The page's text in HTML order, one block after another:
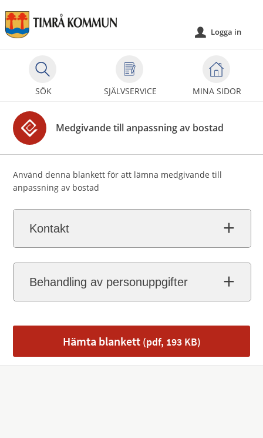
Välkommen
till
självservice
kommun
SÖK SJÄLVSERVICE MINA SIDOR
u Logga in
Medgivande till anpassning av bostad
Använd denna blankett för att lämna medgivande till
anpassning av bostad
Kontakt
Behandling av personuppgifter
Hämta blankett(pdf, 193 KB)